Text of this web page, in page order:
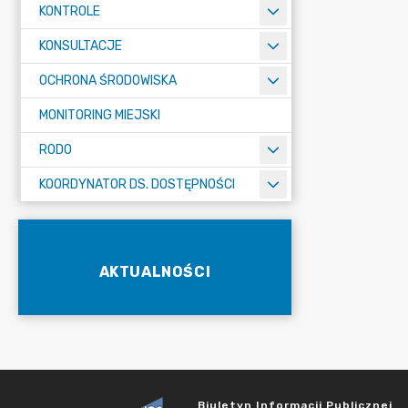
KONTROLE
KONSULTACJE
OCHRONA ŚRODOWISKA
MONITORING MIEJSKI
RODO
KOORDYNATOR DS. DOSTĘPNOŚCI
AKTUALNOŚCI
Biuletyn Informacji Publicznej